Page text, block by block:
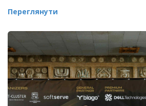
Переглянути